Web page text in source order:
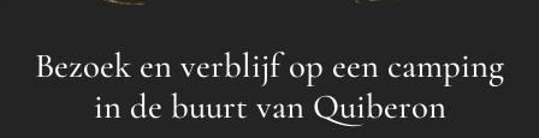
Bezoek en verblijf op een camping
in de buurt van Quiberon